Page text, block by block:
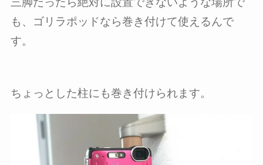
も、ゴリラポッドなら巻き付けて使えるんで
す。
ちょっとした柱にも巻き付けられます。